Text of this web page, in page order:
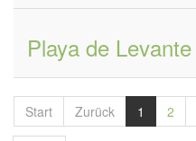
Playa de
Start Zurück 1 2